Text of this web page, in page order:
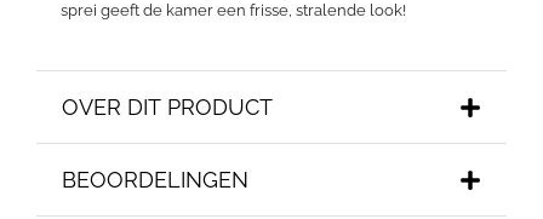
sprei geeft de kamer een frisse, stralende look!
OVER DIT PRODUCT
BEOORDELINGEN